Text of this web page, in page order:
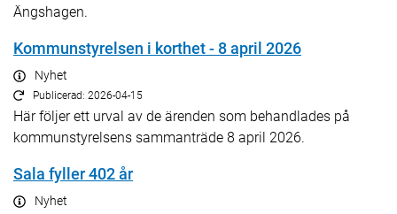
Ängshagen.
Kommunstyrelsen i korthet - 8 april 2026
Nyhet
Publicerad: 2026-04-15
Här följer ett urval av de ärenden som behandlades på
kommunstyrelsens sammanträde 8 april 2026.
Sala fyller 402 år
Nyhet